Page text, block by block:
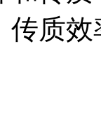
传质